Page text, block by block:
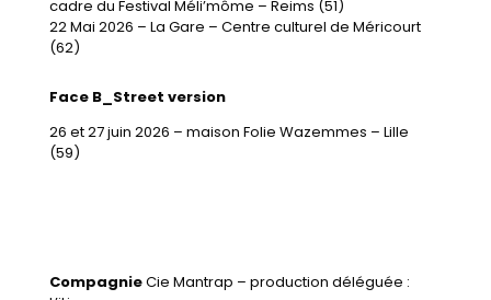
cadre du Festival Méli’môme – Reims (51)
22 Mai 2026 – La Gare – Centre culturel de Méricourt
(62)
Face B_Street version
26 et 27 juin 2026 – maison Folie Wazemmes – Lille
(59)
CompagnieCie Mantrap – production déléguée :